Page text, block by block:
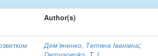
Author(s)
Дем’яненко, Тетяна Іванівна;